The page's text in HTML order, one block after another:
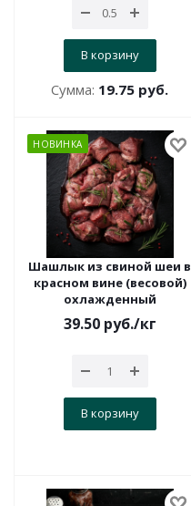
В корзину
Сумма: 19.75 руб.
НОВИНКА
Шашлык из свиной шеи в
красном вине (весовой)
охлажденный
39.50руб./кг
В корзину